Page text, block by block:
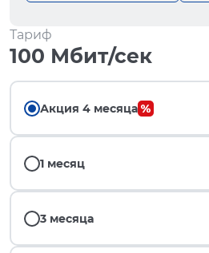
Тариф
100 Мбит/сек
Акция 4 месяца
1 месяц
3 месяца